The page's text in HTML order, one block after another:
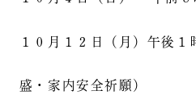
１０月１２日（月）午後
（商
盛・家内安全祈願）